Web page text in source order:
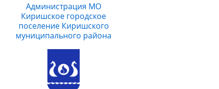
Администрация МО
Киришское городское
поселение Киришского
муниципального района